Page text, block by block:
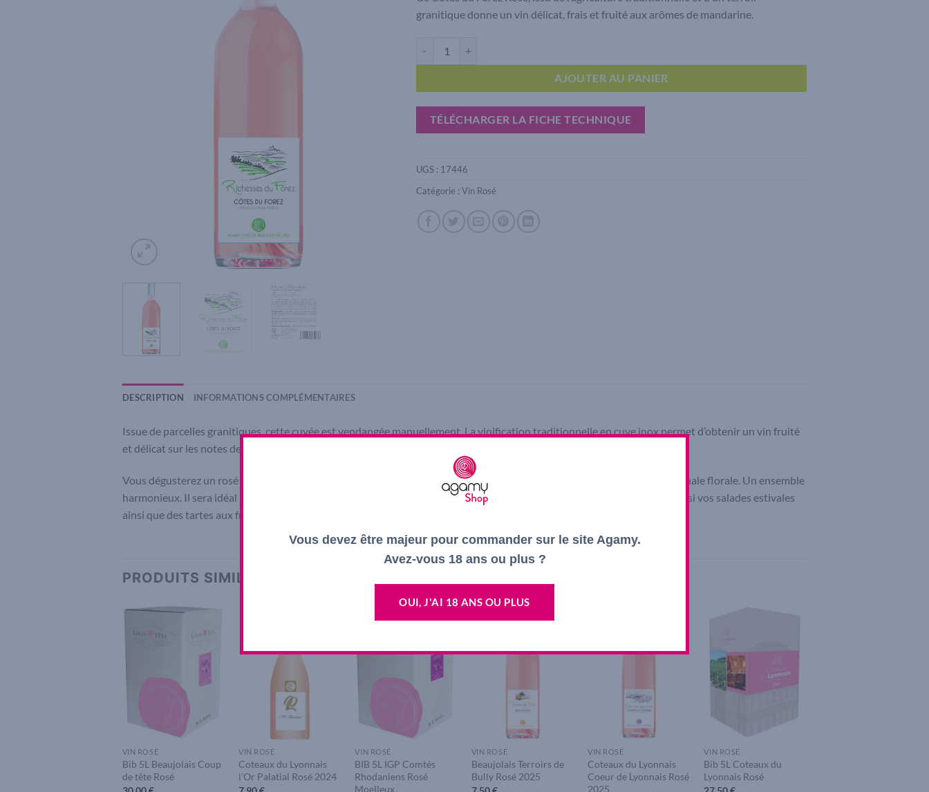
granitique donne un vin délicat, frais et fruité aux arômes de mandarine.
AJOUTER AU PANIER
TÉLÉCHARGER LA FICHE TECHNIQUE
UGS : 17446
Catégorie : Vin Rosé
DESCRIPTION INFORMATIONS COMPLÉMENTAIRES
Issue de parcelles granitiques, cette cuvée est vendangée manuellement. La vinification traditionnelle en cuve inox permet d’obtenir un vin fruité
et délicat sur les notes de fleurs et de fruits à dominante mandarine.
Vous dégusterez un rosé d’une belle robe rose saumon. Sa bouche gourmande de fruit saura vous surprendre avec une finale florale. Un ensemble
harmonieux. Il sera idéal pour un déjeuner entre amis, autour d’un barbecue de grillade de viande ou de poisson mais aussi vos salades estivales
ainsi que des tartes aux fruits rouges. A déguster frais (8°) et dans l’année.
PRODUITS SIMILAIRES
wishlist
VIN ROSÉ
Bib 5L Beaujolais Coup
de tête Rosé
wishlist
VIN ROSÉ
Coteaux du Lyonnais
l’Or Palatial Rosé 2024
wishlist
VIN ROSÉ
BIB 5L IGP Comtés
Rhodaniens Rosé
Moelleux
wishlist
VIN ROSÉ
Beaujolais Terroirs de
Bully Rosé 2025
wishlist
VIN ROSÉ
Coteaux du Lyonnais
Coeur de Lyonnais Rosé
2025
wishlist
VIN ROSÉ
Bib 5L Coteaux du
Lyonnais Rosé
Vous devez être majeur pour commander sur le site Agamy.
Avez-vous 18 ans ou plus ?
OUI, J'AI 18 ANS OU PLUS